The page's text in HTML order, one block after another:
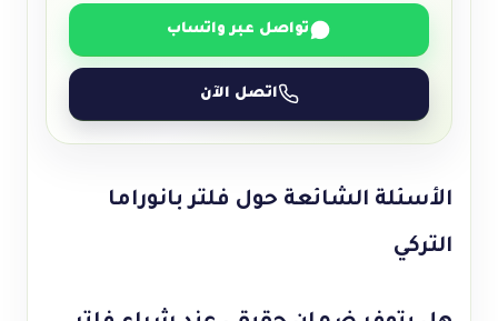
تواصل عبر واتساب
اتصل الآن
الأسئلة الشائعة حول فلتر بانوراما
التركي